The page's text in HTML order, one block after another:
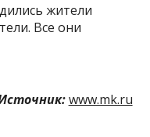
жители
Все они
www.mk.ru